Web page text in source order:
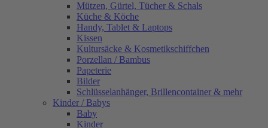
Mützen, Gürtel, Tücher & Schals
Küche & Köche
Handy, Tablet & Laptops
Kissen
Kultursäcke & Kosmetikschiffchen
Porzellan / Bambus
Papeterie
Bilder
Schlüsselanhänger, Brillencontainer & mehr
Kinder / Babys
Baby
Kinder